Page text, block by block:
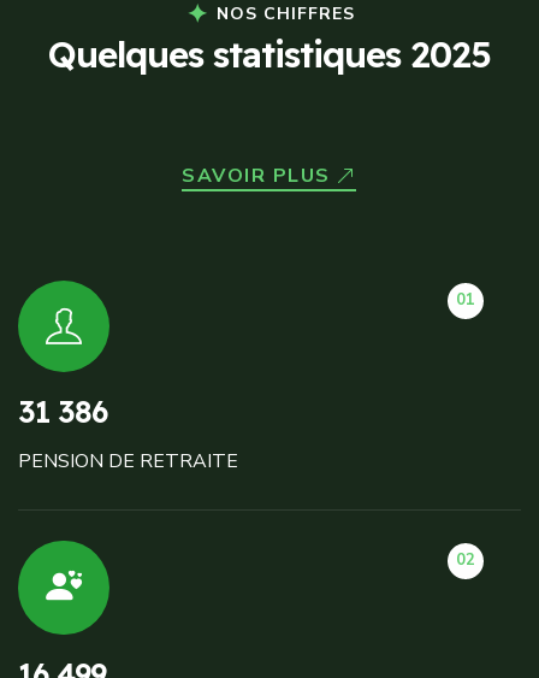
NOS CHIFFRES
Quelques statistiques 2025
SAVOIR PLUS
01
31 386
PENSION DE RETRAITE
02